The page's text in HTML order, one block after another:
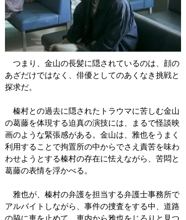
つまり、金山の長髪に隠されているのは、顔の
あざだけではなく、俳優としてのあくなき挑戦と
探求だ。
榛村との過去に隠されたトラウマに苦しむ金山
の葛藤を体現する迫真の演技には、まるで怪談映
画のような緊張感がある。金山は、雅也をうまく
利用することで拘置所の中からでさえ責苦を味わ
わせようとする榛村の存在に怯えながら、苦悶と
葛藤の表情を浮かべる。
雅也が、榛村の弁護を担当する弁護士事務所で
アルバイトしながら、事件の捜査をする中、道路